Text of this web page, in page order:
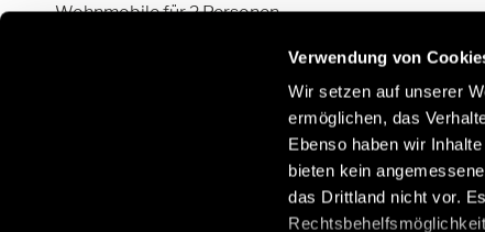
Verwendung von
Wir setzen auf unserer
ermöglichen, das
Ebenso haben wir
bieten kein
das Drittland nicht vor.
Wohnmobile für 2 Personen
Bleiben Sie mit uns über soziale Netzwerke in